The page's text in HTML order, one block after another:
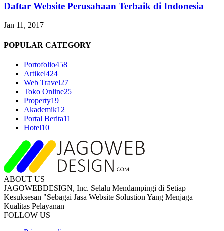
Daftar Website Perusahaan Terbaik di Indonesia
Jan 11, 2017
POPULAR CATEGORY
Portofolio458
Artikel424
Web Travel27
Toko Online25
Property19
Akademik12
Portal Berita11
Hotel10
ABOUT US
JAGOWEBDESIGN, Inc. Selalu Mendampingi di Setiap
Kesuksesan "Sebagai Jasa Website Solustion Yang Menjaga
Kualitas Pelayanan
FOLLOW US